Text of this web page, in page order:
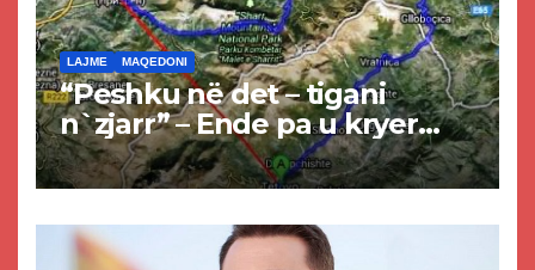
LAJME MAQEDONI
“Peshku në det – tigani
n`zjarr” – Ende pa u kryer
projekti i tunelit, komuna e
Tetovës nis punimet për